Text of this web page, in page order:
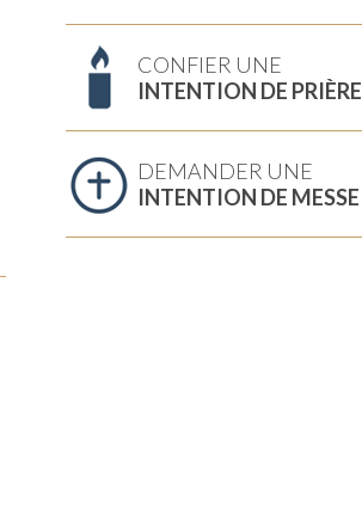
CONFIER UNE
INTENTION DE PRIÈRE
DEMANDER UNE
INTENTION DE MESSE